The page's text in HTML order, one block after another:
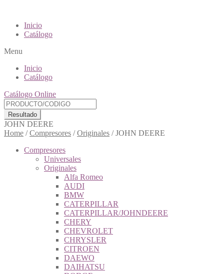
Inicio
Catálogo
Menu
Inicio
Catálogo
Catálogo Online
Resultado
JOHN DEERE
Home /Compresores /Originales /JOHN DEERE
Compresores
Universales
Originales
Alfa Romeo
AUDI
BMW
CATERPILLAR
CATERPILLAR/JOHNDEERE
CHERY
CHEVROLET
CHRYSLER
CITROEN
DAEWO
DAIHATSU